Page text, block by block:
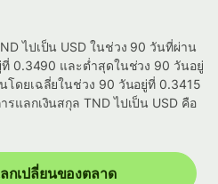
ไปเป็น USD ในช่วง 90 วันที่ผ่าน
0.3490 และต่ำสุดในช่วง 90 วันอยู่
โดยเฉลี่ยในช่วง 90 วันอยู่ที่ 0.3415
แลกเงินสกุล TND ไปเป็น USD คือ
กเปลี่ยนของตลาด